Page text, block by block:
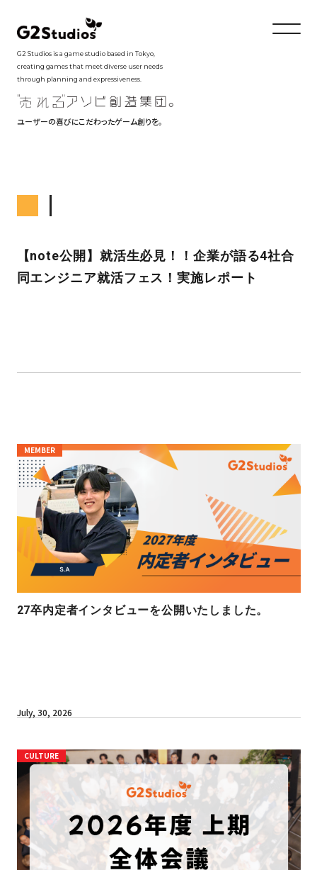
G2 Studios is a game studio based in Tokyo,
creating games that meet diverse user needs
through planning and expressiveness.
ユーザーの喜びにこだわったゲーム創りを。
【note公開】就活生必見！！企業が語る4社合
同エンジニア就活フェス！実施レポート
MEMBER
27卒内定者インタビューを公開いたしました。
July, 30, 2026
CULTURE